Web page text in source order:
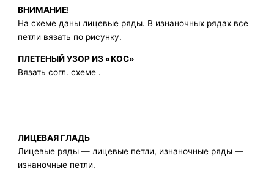
ВНИМАНИЕ!
На схеме даны лицевые ряды. В изнаночных рядах все
петли вязать по рисунку.
ПЛЕТЕНЫЙ УЗОР ИЗ «КОС»
Вязать согл. схеме .
ЛИЦЕВАЯ ГЛАДЬ
Лицевые ряды — лицевые петли, изнаночные ряды —
изнаночные петли.